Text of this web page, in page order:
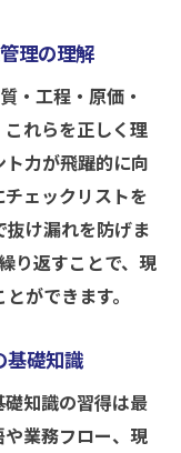
理の理解
・工程・原価・
れらを正しく理
力が飛躍的に向
ェックリストを
け漏れを防げま
り返すことで、現
ができます。
基礎知識
知識の習得は最
業務フロー、現